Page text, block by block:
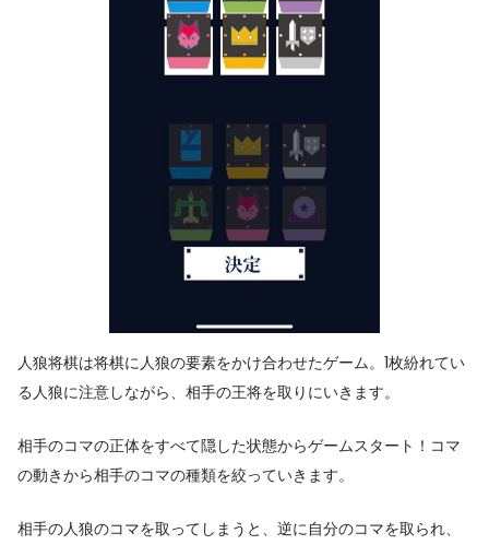
人狼将棋は将棋に人狼の要素をかけ合わせたゲーム。1枚紛れてい
る人狼に注意しながら、相手の王将を取りにいきます。
相手のコマの正体をすべて隠した状態からゲームスタート！コマ
の動きから相手のコマの種類を絞っていきます。
相手の人狼のコマを取ってしまうと、逆に自分のコマを取られ、